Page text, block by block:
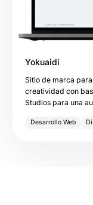
Yokuaidi
Sitio de marca
creatividad con
Studios para una
Desarrollo Web